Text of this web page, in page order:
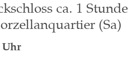
ca. 1 Stunde
(Sa)
Uhr